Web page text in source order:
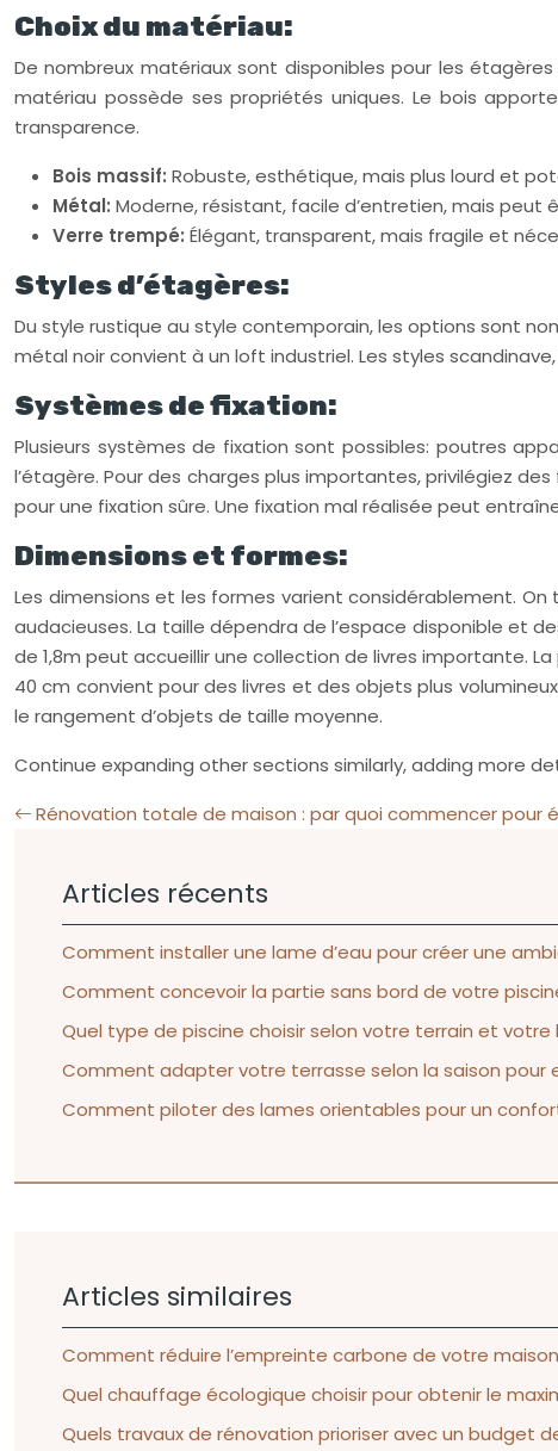
Choix du matériau:
De nombreux matériaux sont disponibles pour les
matériau possède ses propriétés uniques. Le bois
transparence.
Bois massif: Robuste, esthétique, mais plus lourd et
Métal: Moderne, résistant, facile d’entretien, mais peut
Verre trempé: Élégant, transparent, mais fragile et
Styles d’étagères:
Du style rustique au style contemporain, les options sont
métal noir convient à un loft industriel. Les styles
Systèmes de fixation:
Plusieurs systèmes de fixation sont possibles: poutres
l’étagère. Pour des charges plus importantes, privilégiez
pour une fixation sûre. Une fixation mal réalisée peut
Dimensions et formes:
Les dimensions et les formes varient considérablement.
audacieuses. La taille dépendra de l’espace disponible et
de 1,8m peut accueillir une collection de livres importante.
40 cm convient pour des livres et des objets plus
le rangement d’objets de taille moyenne.
Continue expanding other sections similarly, adding more
Rénovation totale de maison : par quoi commencer pour
Articles récents
Comment installer une lame d’eau pour créer une
Comment concevoir la partie sans bord de votre
Quel type de piscine choisir selon votre terrain et
Comment adapter votre terrasse selon la saison pour
Comment piloter des lames orientables pour un
Articles similaires
Comment réduire l’empreinte carbone de votre
Quel chauffage écologique choisir pour obtenir le
Quels travaux de rénovation prioriser avec un budget